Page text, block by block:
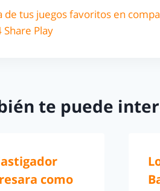
de tus juegos favoritos en
Share Play
te puede
como